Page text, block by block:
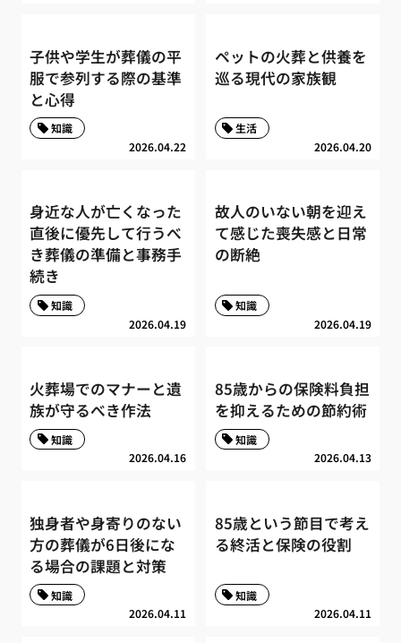
子供や学生が葬儀の平
服で参列する際の基準
と心得
2026.04.22
知識
ペットの火葬と供養を
巡る現代の家族観
2026.04.20
生活
身近な人が亡くなった
直後に優先して行うべ
き葬儀の準備と事務手
続き
2026.04.19
知識
故人のいない朝を迎え
て感じた喪失感と日常
の断絶
2026.04.19
知識
火葬場でのマナーと遺
族が守るべき作法
2026.04.16
知識
85歳からの保険料負担
を抑えるための節約術
2026.04.13
知識
独身者や身寄りのない
方の葬儀が6日後にな
る場合の課題と対策
2026.04.11
知識
85歳という節目で考え
る終活と保険の役割
2026.04.11
知識